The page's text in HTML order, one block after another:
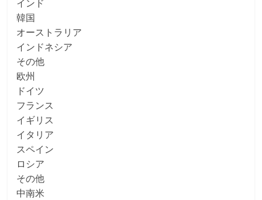
インド
韓国
オーストラリア
インドネシア
その他
欧州
ドイツ
フランス
イギリス
イタリア
スペイン
ロシア
その他
中南米